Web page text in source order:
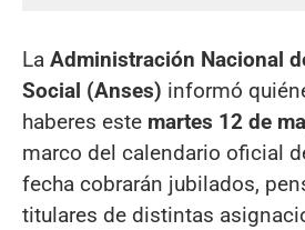
La Administración Nacional
Social (Anses) informó
haberes este martes 12 de
marco del calendario oficial
fecha cobrarán jubilados,
titulares de distintas